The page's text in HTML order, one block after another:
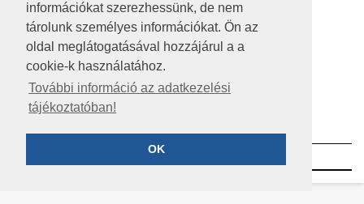
információkat szerezhessünk, de nem
tárolunk személyes információkat. Ön az
oldal meglátogatásával hozzájárul a a
cookie-k használatához.
További információ az adatkezelési
tájékoztatóban!
OK
IMPRESSZUM
MÉDIAAJÁNLAT
KÖZÉRDEKŰ ADATOK
©2023 SZÉKESFEHÉRVÁR MEGYEI JOGÚ VÁROS